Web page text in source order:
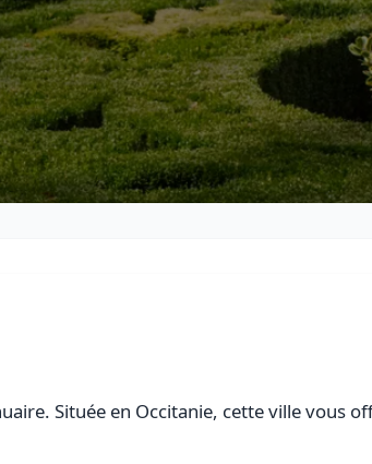
Située en Occitanie, cette ville vous